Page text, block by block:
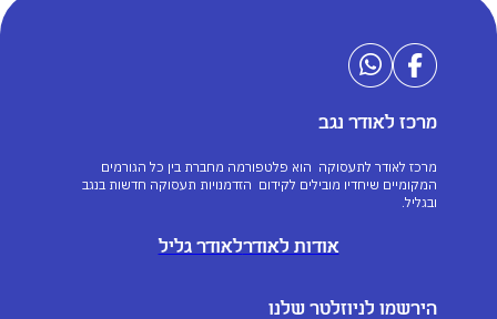
מרכז לאודר נגב
מרכז לאודר לתעסוקה הוא פלטפורמה מחברת בין כל הגורמים
המקומיים שיחדיו מובילים לקידום הזדמנויות תעסוקה חדשות בנגב
ובגליל.
אודות לאודרלאודר גליל
הירשמו לניוזלטר שלנו